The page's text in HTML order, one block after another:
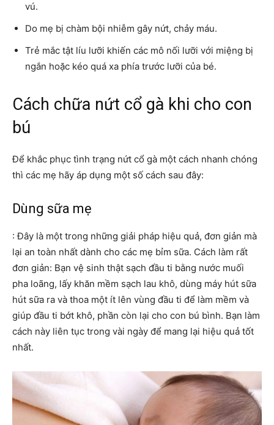
vú.
Do mẹ bị chàm bội nhiễm gây nứt, chảy máu.
Trẻ mắc tật líu lưỡi khiến các mô nối lưỡi với miệng bị
ngắn hoặc kéo quá xa phía trước lưỡi của bé.
Cách chữa nứt cổ gà khi cho con
bú
Để khắc phục tình trạng nứt cổ gà một cách nhanh chóng
thì các mẹ hãy áp dụng một số cách sau đây:
Dùng sữa mẹ
: Đây là một trong những giải pháp hiệu quả, đơn giản mà
lại an toàn nhất dành cho các mẹ bỉm sữa. Cách làm rất
đơn giản: Bạn vệ sinh thật sạch đầu ti bằng nước muối
pha loãng, lấy khăn mềm sạch lau khô, dùng máy hút sữa
hút sữa ra và thoa một ít lên vùng đầu ti để làm mềm và
giúp đầu ti bớt khô, phần còn lại cho con bú bình. Bạn làm
cách này liên tục trong vài ngày để mang lại hiệu quả tốt
nhất.